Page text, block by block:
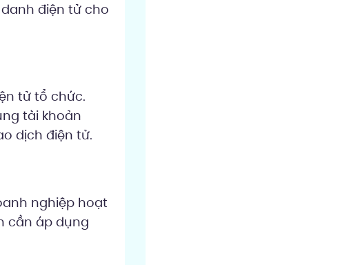
điện tử cho
tử tổ chức.
tài khoản
dịch điện tử.
nghiệp hoạt
cần áp dụng